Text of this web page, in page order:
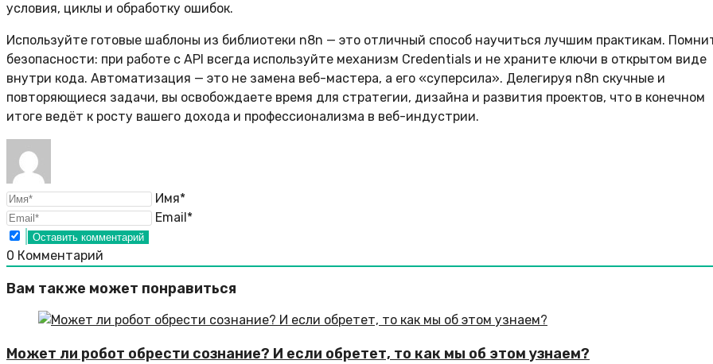
условия, циклы и обработку ошибок.
Используйте готовые шаблоны из библиотеки n8n — это отличный способ научиться лучшим практикам.
безопасности: при работе с API всегда используйте механизм Credentials и не храните ключи в открытом виде
внутри кода. Автоматизация — это не замена веб-мастера, а его «суперсила». Делегируя n8n скучные и
повторяющиеся задачи, вы освобождаете время для стратегии, дизайна и развития проектов, что в конечном
итоге ведёт к росту вашего дохода и профессионализма в веб-индустрии.
Имя*
Email*
0 Комментарий
Вам также может понравиться
Может ли робот обрести сознание? И если обретет, то как мы об этом узнаем?